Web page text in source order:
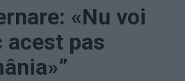
«Nu voi
acest pas